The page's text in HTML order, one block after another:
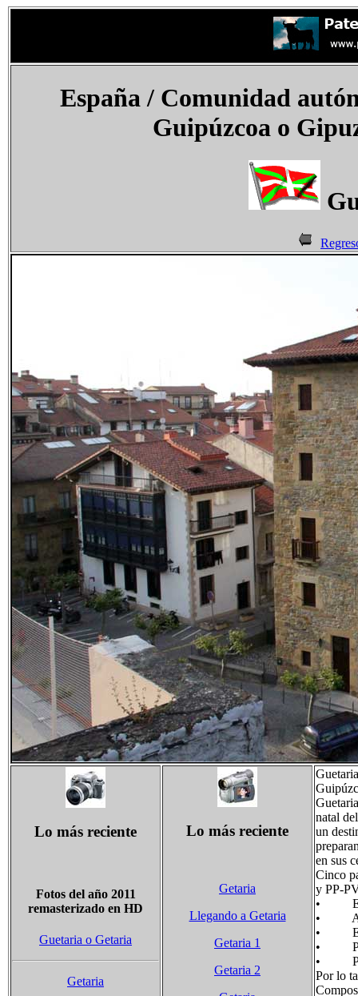
España/ Comunidad
Guipúzcoa o
Lo más reciente
Fotos del año 2011
remasterizado en HD
Guetaria o Getaria
Getaria
Lo más reciente
Getaria
Llegando a Getaria
Getaria 1
Getaria 2
natal
un
en sus
Cinco
y PP-
•
•
•
•
•
Por lo